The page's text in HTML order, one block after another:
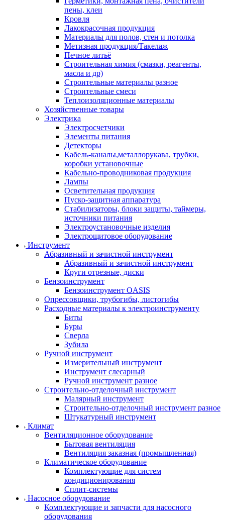
пены, клеи
Кровля
Лакокрасочная продукция
Материалы для полов, стен и потолка
Метизная продукция/Такелаж
Печное литьё
Строительная химия (смазки, реагенты,
масла и др)
Строительные материалы разное
Строительные смеси
Теплоизоляционные материалы
Хозяйственные товары
Электрика
Электросчетчики
Элементы питания
Детекторы
Кабель-каналы,металлорукава, трубки,
коробки установочные
Кабельно-проводниковая продукция
Лампы
Осветительная продукция
Пуско-защитная аппаратура
Стабилизаторы, блоки защиты, таймеры,
источники питания
Электроустановочные изделия
Электрощитовое оборудование
Инструмент
Абразивный и зачистной инструмент
Абразивный и зачистной инструмент
Круги отрезные, диски
Бензоинструмент
Бензоинструмент OASIS
Опрессовщики, трубогибы, листогибы
Расходные материалы к электроинструменту
Биты
Буры
Сверла
Зубила
Ручной инструмент
Измерительный инструмент
Инструмент слесарный
Ручной инструмент разное
Строительно-отделочный инструмент
Малярный инструмент
Строительно-отделочный инструмент разное
Штукатурный инструмент
Климат
Вентиляционное оборудование
Бытовая вентиляция
Вентиляция заказная (промышленная)
Климатическое оборудование
Комплектующие для систем
кондиционирования
Сплит-системы
Насосное оборудование
Комплектующие и запчасти для насосного
оборудования